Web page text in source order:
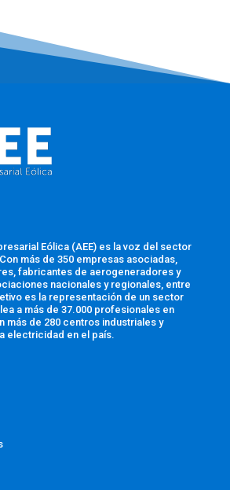
Eólica (AEE) es la voz del sector
más de 350 empresas asociadas,
fabricantes de aerogeneradores y
nacionales y regionales, entre
es la representación de un sector
a más de 37.000 profesionales en
más de 280 centros industriales y
electricidad en el país.